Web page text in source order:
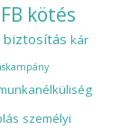
kötés
biztosítás kár
személyi